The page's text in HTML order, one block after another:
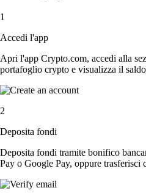
1
Accedi l'app
Apri l'app Crypto.com, accedi alla
portafoglio crypto e visualizza il
2
Deposita fondi
Deposita fondi tramite bonifico
Pay o Google Pay, oppure trasferisci